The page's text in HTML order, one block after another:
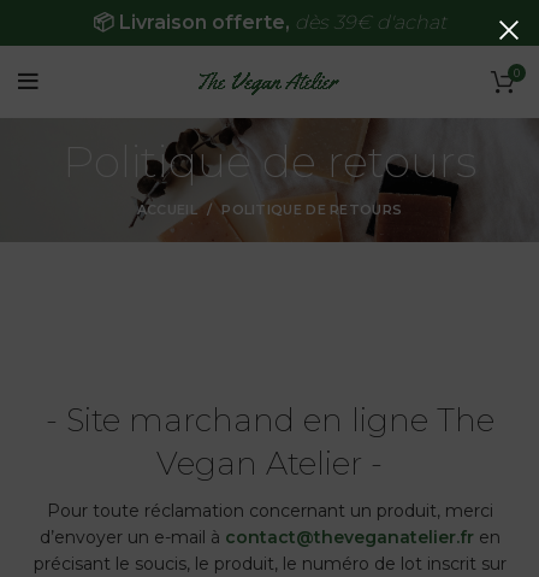
📦 Livraison offerte, dès 39€ d'achat
0
Politique de retours
ACCUEIL POLITIQUE DE RETOURS
- Site marchand en ligne The
Vegan Atelier -
Pour toute réclamation concernant un produit, merci
d’envoyer un e-mail à contact@theveganatelier.fren
précisant le soucis, le produit, le numéro de lot inscrit sur